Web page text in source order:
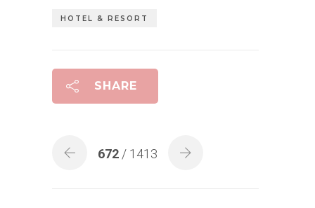
HOTEL & RESORT
SHARE
672 / 1413